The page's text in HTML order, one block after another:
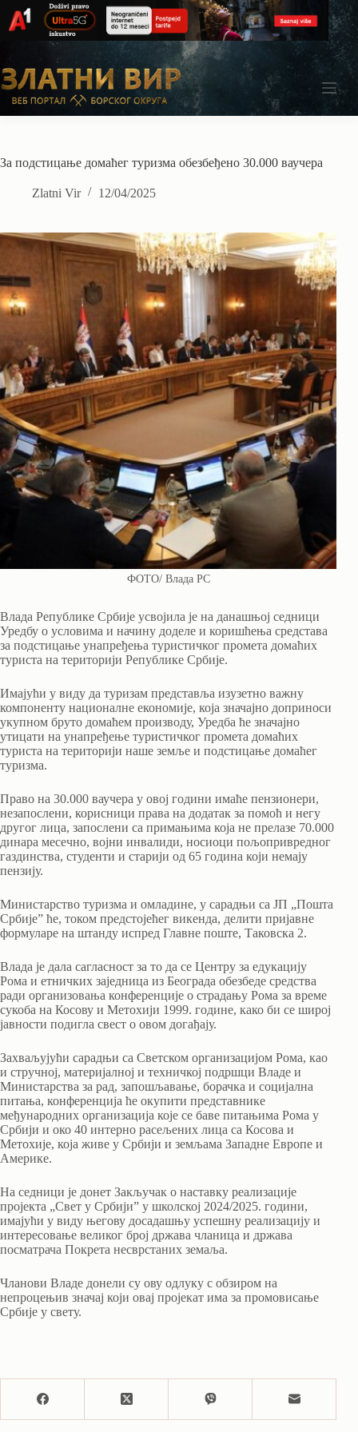
content
За подстицање домаћег туризма обезбеђено 30.000 ваучера
Zlatni Vir 12/04/2025
ФОТО/ Влада РС
Влада Републике Србије усвојила је на данашњој седници
Уредбу о условима и начину доделе и коришћења средстава
за подстицање унапређења туристичког промета домаћих
туриста на територији Републике Србије.
Имајући у виду да туризам представља изузетно важну
компоненту националне економије, која значајно доприноси
укупном бруто домаћем производу, Уредба ће значајно
утицати на унапређење туристичког промета домаћих
туриста на територији наше земље и подстицање домаћег
туризма.
Право на 30.000 ваучера у овој години имаће пензионери,
незапослени, корисници права на додатак за помоћ и негу
другог лица, запослени са примањима која не прелазе 70.000
динара месечно, војни инвалиди, носиоци пољопривредног
газдинства, студенти и старији од 65 година који немају
пензију.
Министарство туризма и омладине, у сарадњи са ЈП „Пошта
Србијеˮ ће, током предстојећег викенда, делити пријавне
формуларе на штанду испред Главне поште, Таковска 2.
Влада је дала сагласност за то да се Центру за едукацију
Рома и етничких заједница из Београда обезбеде средства
ради организовања конференције о страдању Рома за време
сукоба на Косову и Метохији 1999. године, како би се широј
јавности подигла свест о овом догађају.
Захваљујући сарадњи са Светском организацијом Рома, као
и стручној, материјалној и техничкој подршци Владе и
Министарства за рад, запошљавање, борачка и социјална
питања, конференција ће окупити представнике
међународних организација које се баве питањима Рома у
Србији и око 40 интерно расељених лица са Косова и
Метохије, која живе у Србији и земљама Западне Европе и
Америке.
На седници је донет Закључак o наставку реализације
пројекта „Свет у Србији” у школској 2024/2025. години,
имајући у виду његову досадашњу успешну реализацију и
интересовање великог број држава чланица и држава
посматрача Покрета несврстаних земаља.
Чланови Владе донели су ову одлуку с обзиром на
непроцењив значај који овај пројекат има за промовисање
Србије у свету.